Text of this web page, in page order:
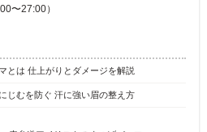
〜27:00）
とは 仕上がりとダメージを解説
じむを防ぐ 汗に強い眉の整え方